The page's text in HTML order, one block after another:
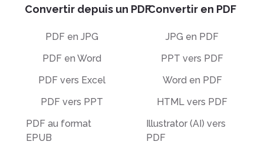
Convertir depuis un PDF
PDF en JPG
PDF en Word
PDF vers Excel
PDF vers PPT
PDF au format
EPUB
Convertir en PDF
JPG en PDF
PPT vers PDF
Word en PDF
HTML vers PDF
Illustrator (AI) vers
PDF